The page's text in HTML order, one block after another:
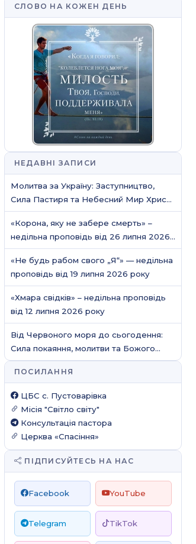
СЛОВО НА КОЖЕН ДЕНЬ
НЕДАВНІ ЗАПИСИ
Молитва за Україну: Заступництво,
Сила Пастиря та Небесний Мир Христа
/ Молитовне служіння
«Корона, яку не забере смерть» –
недільна проповідь від 26 липня 2026
року
«Не будь рабом свого „Я“» — недільна
проповідь від 19 липня 2026 року
«Хмара свідків» – недільна проповідь
від 12 липня 2026 року
Від Червоного моря до сьогодення:
Сила покаяння, молитви та Божого
захисту
ПОСИЛАННЯ
ЦБС c. Пустоварівка
Місія "Світло світу"
Консультація пастора
Церква «Спасіння»
ПІДПИСУЙТЕСЬ НА НАС
Facebook YouTube
Telegram TikTok